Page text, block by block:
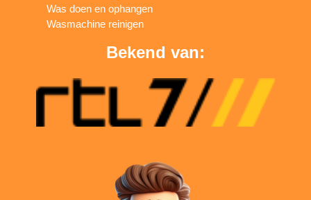
Was doen en ophangen
Wasmachine reinigen
Bekend van: